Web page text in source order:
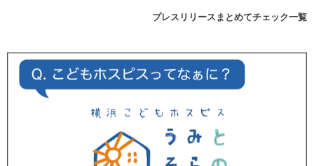
プレスリリースまとめてチェック一覧